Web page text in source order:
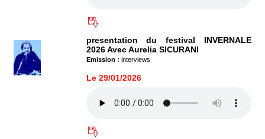
presentation du festival INVERNALE
2026 Avec Aurelia SICURANI
Emission : interviews
Le 29/01/2026